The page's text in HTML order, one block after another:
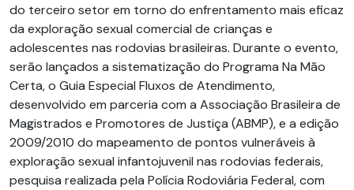
do terceiro setor em torno do enfrentamento mais eficaz
da exploração sexual comercial de crianças e
adolescentes nas rodovias brasileiras. Durante o evento,
serão lançados a sistematização do Programa Na Mão
Certa, o Guia Especial Fluxos de Atendimento,
desenvolvido em parceria com a Associação Brasileira de
Magistrados e Promotores de Justiça (ABMP), e a edição
2009/2010 do mapeamento de pontos vulneráveis à
exploração sexual infantojuvenil nas rodovias federais,
pesquisa realizada pela Polícia Rodoviária Federal, com